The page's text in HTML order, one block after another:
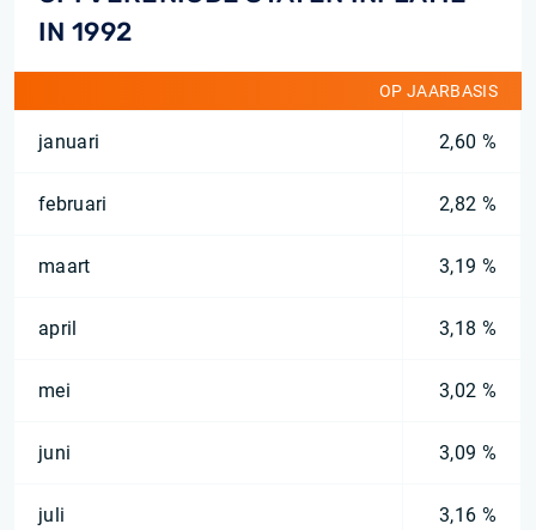
IN 1992
OP JAARBASIS
januari 2,60 %
februari 2,82 %
maart 3,19 %
april 3,18 %
mei 3,02 %
juni 3,09 %
juli 3,16 %